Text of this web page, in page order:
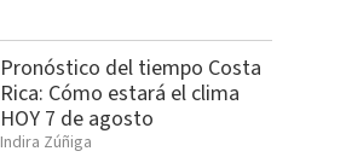
Pronóstico del tiempo Costa
Rica: Cómo estará el clima
HOY 7 de agosto
Indira Zúñiga